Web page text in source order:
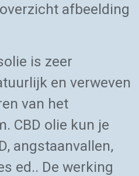
afbeelding
is zeer
en verweven
van het
CBD olie kun je
angstaanvallen,
ed.. De werking